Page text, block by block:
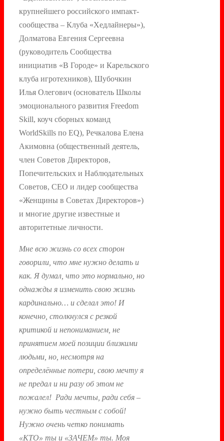
крупнейшего российского импакт-
сообщества – Клуба «Хедлайнеры»),
Долматова Евгения Сергеевна
(руководитель Сообщества
инициатив «В Городе» и Карельского
клуба игротехников), Шубочкин
Илья Олегович (основатель Школы
эмоционального развития Freedom
Skill, коуч сборных команд
WorldSkills по EQ), Речкалова Елена
Акимовна (общественный деятель,
член Советов Директоров,
Попечительских и Наблюдательных
Советов, СЕО и лидер сообщества
«Женщины в Советах Директоров»)
и многие другие известные и
авторитетные личности.
Мне всю жизнь со всех сторон
говорили, что мне нужно делать и
как. Я думал, что это нормально, но
однажды я изменить свою жизнь
кардинально… и сделал это! И
конечно, столкнулся с резкой
критикой и непониманием, не
принятием моей позиции близкими
людьми, но, несмотря на
определённые потери, свою мечту я
не предал и ни разу об этом не
пожалел! Ради мечты, ради себя –
нужно быть честным с собой!
Нужно очень четко понимать
«КТО» ты и «ЗАЧЕМ» ты. Моя